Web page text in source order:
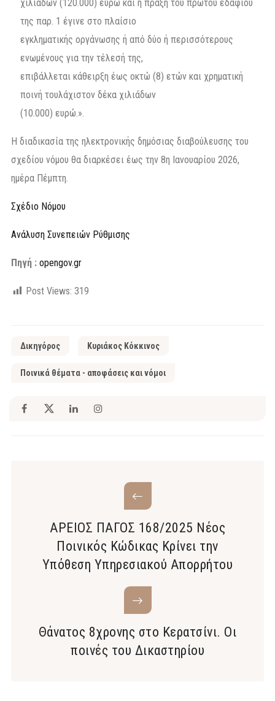
χιλιάδων (120.000) ευρώ και η πράξη του πρώτου εδαφίου
της παρ. 1 έγινε στο πλαίσιο
εγκληματικής οργάνωσης ή από δύο ή περισσότερους
ενωμένους για την τέλεσή της,
επιβάλλεται κάθειρξη έως οκτώ (8) ετών και χρηματική
ποινή τουλάχιστον δέκα χιλιάδων
(10.000) ευρώ.».
Η διαδικασία της ηλεκτρονικής δημόσιας διαβούλευσης του
σχεδίου νόμου θα διαρκέσει έως την 8η Ιανουαρίου 2026,
ημέρα Πέμπτη.
Σχέδιο Νόμου
Ανάλυση Συνεπειών Ρύθμισης
Πηγή : opengov.gr
Post Views: 319
Δικηγόρος Κυριάκος Κόκκινος
Ποινικά θέματα - αποφάσεις και νόμοι
ΑΡΕΙΟΣ ΠΑΓΟΣ 168/2025 Νέος
Ποινικός Κώδικας Κρίνει την
Υπόθεση Υπηρεσιακού Απορρήτου
Θάνατος 8χρονης στο Κερατσίνι. Οι
ποινές του Δικαστηρίου